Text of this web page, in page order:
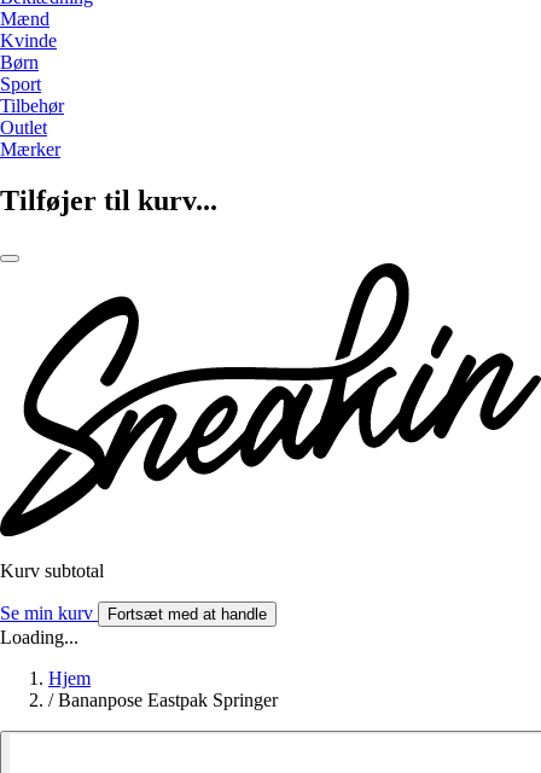
Mænd
Kvinde
Børn
Sport
Tilbehør
Outlet
Mærker
Tilføjer til kurv...
Kurv subtotal
Se min kurv Fortsæt med at handle
Loading...
Hjem
/ Bananpose Eastpak Springer